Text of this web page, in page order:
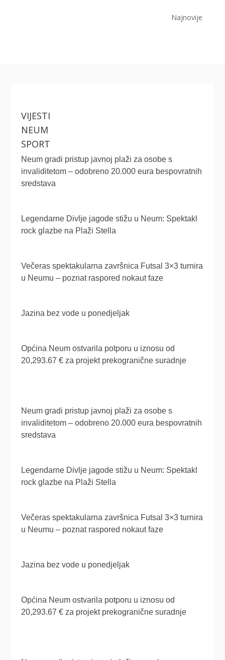
Najnovije
VIJESTI
NEUM
SPORT
Neum gradi pristup javnoj plaži za osobe s
invaliditetom – odobreno 20.000 eura bespovratnih
sredstava
Legendarne Divlje jagode stižu u Neum: Spektakl
rock glazbe na Plaži Stella
Večeras spektakularna završnica Futsal 3×3 turnira
u Neumu – poznat raspored nokaut faze
Jazina bez vode u ponedjeljak
Općina Neum ostvarila potporu u iznosu od
20,293.67 € za projekt prekogranične suradnje
Neum gradi pristup javnoj plaži za osobe s
invaliditetom – odobreno 20.000 eura bespovratnih
sredstava
Legendarne Divlje jagode stižu u Neum: Spektakl
rock glazbe na Plaži Stella
Večeras spektakularna završnica Futsal 3×3 turnira
u Neumu – poznat raspored nokaut faze
Jazina bez vode u ponedjeljak
Općina Neum ostvarila potporu u iznosu od
20,293.67 € za projekt prekogranične suradnje